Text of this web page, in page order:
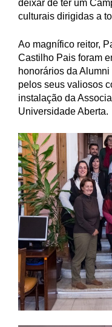
deixar de ter um
culturais dirigidas a
Ao magnífico reitor,
Castilho Pais foram
honorários da
pelos seus valiosos
instalação da
Universidade Aberta.